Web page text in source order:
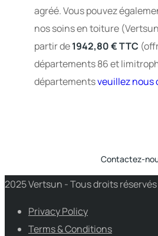
agréé. Vous pouvez
nos soins en toiture
partir de1942,80 € TTC
départements 86 et
départementsveuillez
Contactez-
2025 Vertsun - Tous droits réservés
Privacy Policy
Terms & Conditions